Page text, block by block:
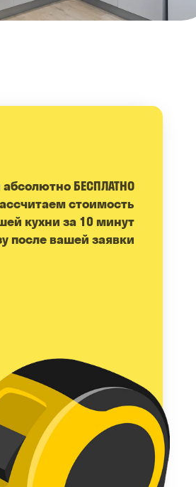
БЕСПЛАТНО
стоимость
кухни за 10 минут
после вашей заявки